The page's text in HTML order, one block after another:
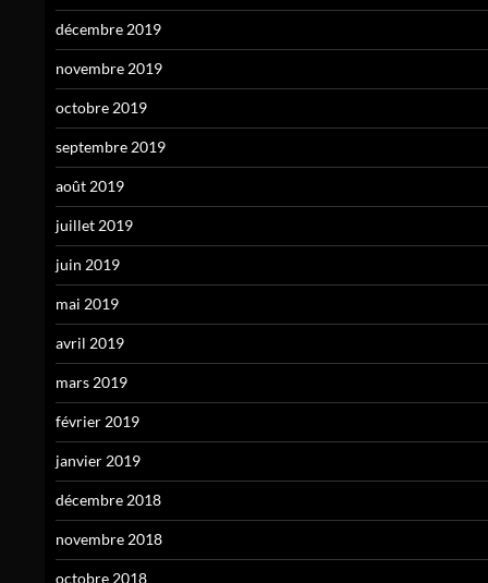
décembre 2019
novembre 2019
octobre 2019
septembre 2019
août 2019
juillet 2019
juin 2019
mai 2019
avril 2019
mars 2019
février 2019
janvier 2019
décembre 2018
novembre 2018
octobre 2018